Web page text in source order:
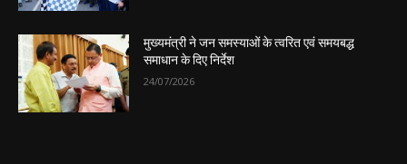
मुख्यमंत्री ने जन समस्याओं के त्वरित एवं समयबद्ध
समाधान के दिए निर्देश
24/07/2026